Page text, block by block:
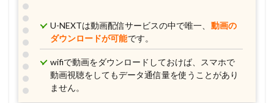
U-NEXTは動画配信サービスの中で唯一、 動画の
ダウンロードが可能です。
wifiで動画をダウンロードしておけば、スマホで
動画視聴をしてもデータ通信量を使うことがあり
ません。